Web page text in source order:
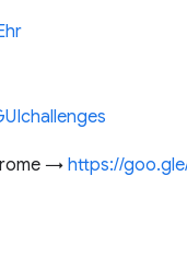
→https://